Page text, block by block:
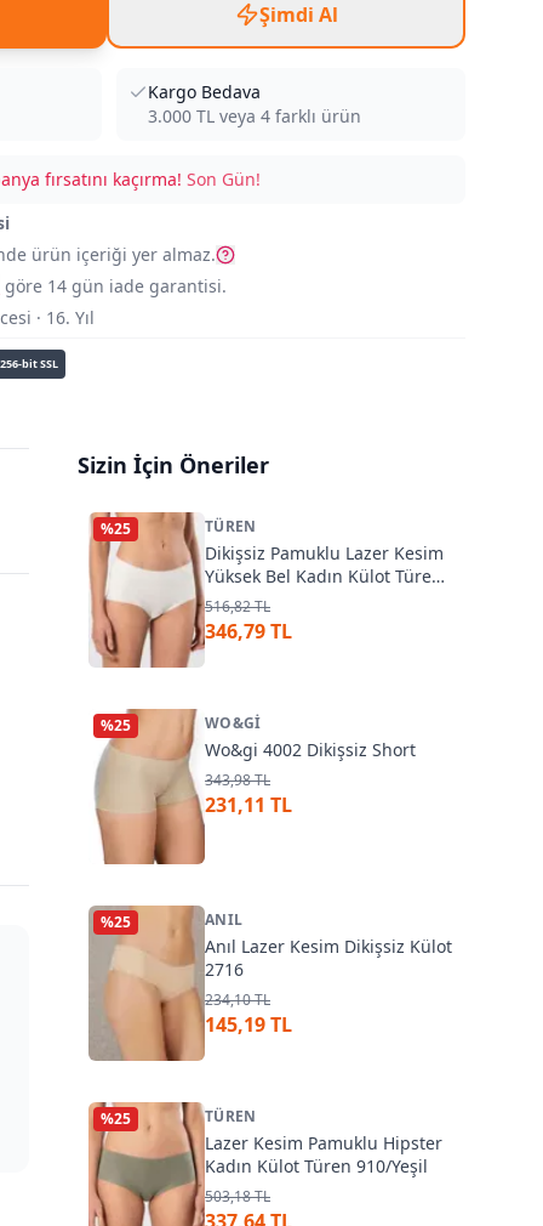
Şimdi Al
Kargo Bedava
3.000 TL veya 4 farklı ürün
fırsatını kaçırma! Son Gün!
ürün içeriği yer almaz.
göre 14 gün iade garantisi.
· 16. Yıl
256-bit SSL
Sizin İçin Öneriler
%25 TÜREN
Dikişsiz Pamuklu Lazer Kesim
Yüksek Bel Kadın Külot Türen
911
516,82 TL
346,79 TL
%25 WO&GI
Wo&gi 4002 Dikişsiz Short
343,98 TL
231,11 TL
%25 ANIL
Anıl Lazer Kesim Dikişsiz Külot
2716
234,10 TL
145,19 TL
%25 TÜREN
Lazer Kesim Pamuklu Hipster
Kadın Külot Türen 910/Yeşil
503,18 TL